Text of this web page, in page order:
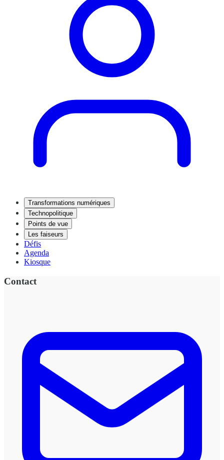
Transformations numériques
Technopolitique
Points de vue
Les faiseurs
Défis
Agenda
Kiosque
Contact